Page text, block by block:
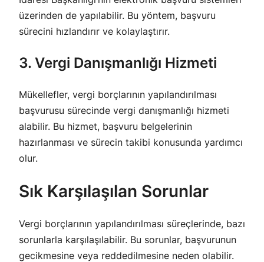
üzerinden de yapılabilir. Bu yöntem, başvuru
sürecini hızlandırır ve kolaylaştırır.
3. Vergi Danışmanlığı Hizmeti
Mükellefler, vergi borçlarının yapılandırılması
başvurusu sürecinde vergi danışmanlığı hizmeti
alabilir. Bu hizmet, başvuru belgelerinin
hazırlanması ve sürecin takibi konusunda yardımcı
olur.
Sık Karşılaşılan Sorunlar
Vergi borçlarının yapılandırılması süreçlerinde, bazı
sorunlarla karşılaşılabilir. Bu sorunlar, başvurunun
gecikmesine veya reddedilmesine neden olabilir.